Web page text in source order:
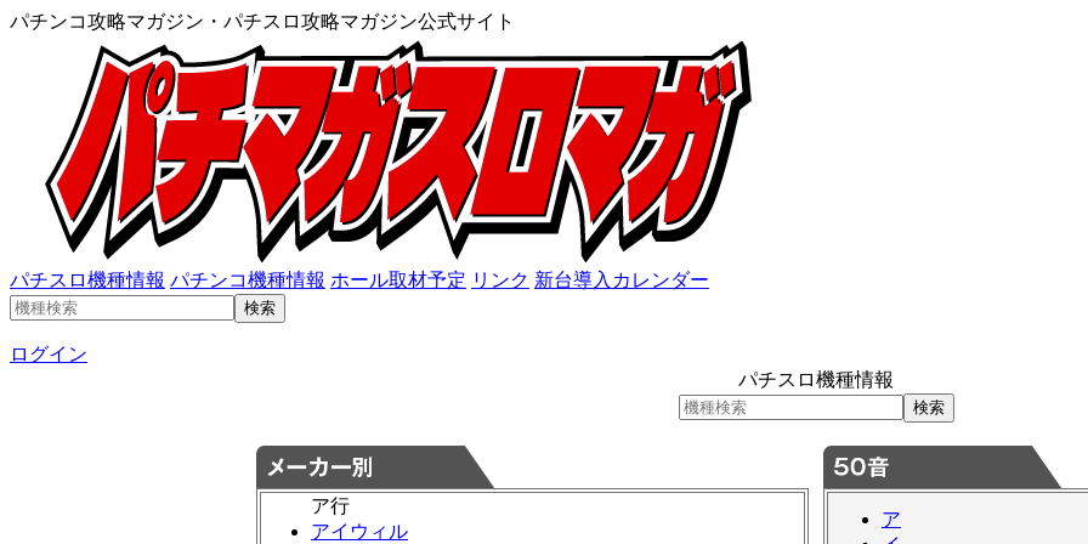
パチンコ攻略マガジン・パチスロ攻略マガジン公式サイト
パチスロ機種情報 パチンコ機種情報 ホール取材予定 リンク 新台導入カレンダー
ログイン
パチスロ機種情報
ア行
アイウィル
ア